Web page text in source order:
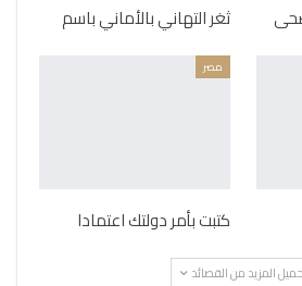
ثغر التهاني بالأماني باسم
مصر
كتبت بأمر دولتك اعتمادا
المزيد من القصائد